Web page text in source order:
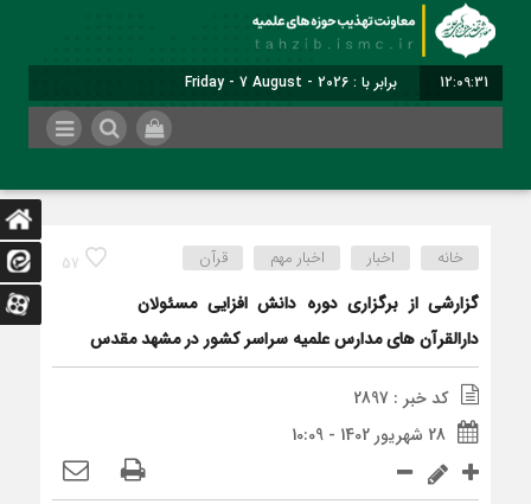
12:09:31 برابر با : Friday - 7 August - 2026
57 خانه اخبار اخبار مهم قرآن
گزارشی از برگزاری دوره دانش افزایی مسئولان
دارالقرآن های مدارس علمیه سراسر کشور در مشهد مقدس
کد خبر : 2897
28 شهریور 1402 - 10:09